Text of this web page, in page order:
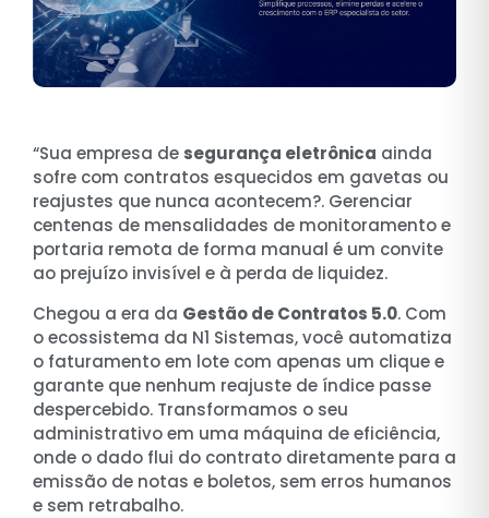
“Sua empresa de segurança eletrônica ainda
sofre com contratos esquecidos em gavetas ou
reajustes que nunca acontecem?. Gerenciar
centenas de mensalidades de monitoramento e
portaria remota de forma manual é um convite
ao prejuízo invisível e à perda de liquidez.
Chegou a era da Gestão de Contratos 5.0. Com
o ecossistema da N1 Sistemas, você automatiza
o faturamento em lote com apenas um clique e
garante que nenhum reajuste de índice passe
despercebido. Transformamos o seu
administrativo em uma máquina de eficiência,
onde o dado flui do contrato diretamente para a
emissão de notas e boletos, sem erros humanos
e sem retrabalho.